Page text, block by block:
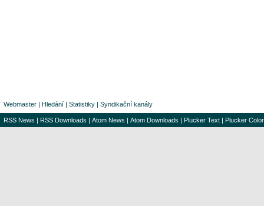
Webmaster | Hledání | Statistiky | Syndikační kanály
RSS News | RSS Downloads | Atom News | Atom Downloads | Plucker Text | Plucker Color